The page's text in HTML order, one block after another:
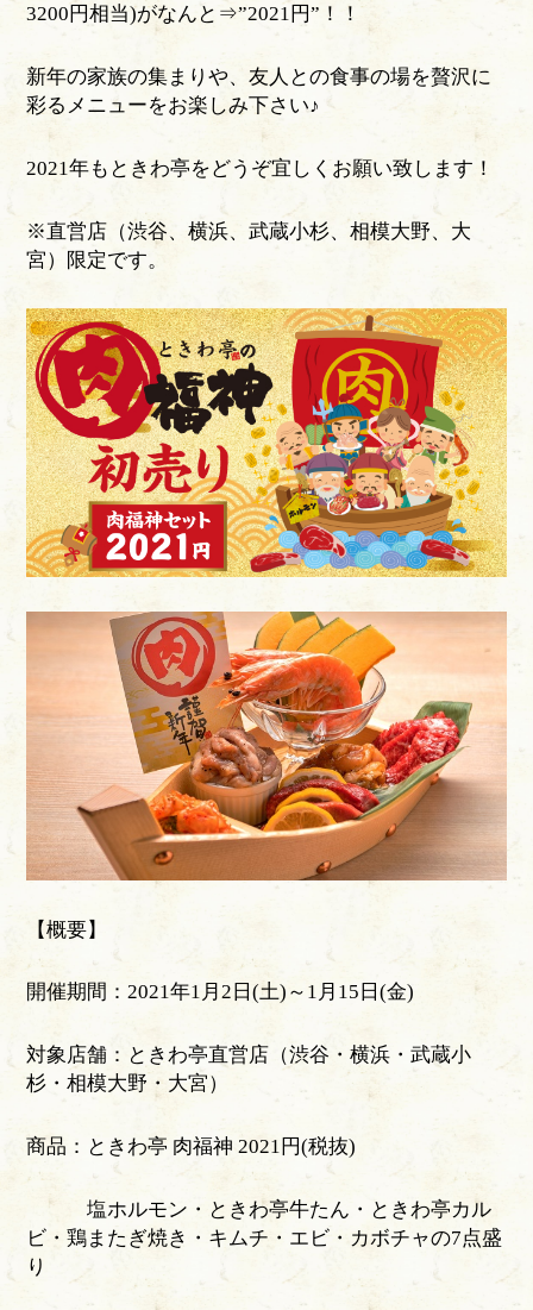
3200円相当)がなんと⇒”2021円”！！
新年の家族の集まりや、友人との食事の場を贅沢に
彩るメニューをお楽しみ下さい♪
2021年もときわ亭をどうぞ宜しくお願い致します！
※直営店（渋谷、横浜、武蔵小杉、相模大野、大
宮）限定です。
【概要】
開催期間：2021年1月2日(土)～1月15日(金)
対象店舗：ときわ亭直営店（渋谷・横浜・武蔵小
杉・相模大野・大宮）
商品：ときわ亭 肉福神 2021円(税抜)
塩ホルモン・ときわ亭牛たん・ときわ亭カル
ビ・鶏またぎ焼き・キムチ・エビ・カボチャの7点盛
り